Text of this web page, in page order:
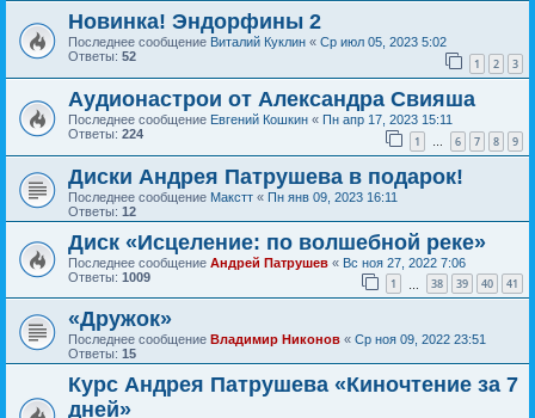
Новинка! Эндорфины 2
Последнее сообщение Виталий Куклин « Ср июл 05, 2023 5:02
Ответы: 52 1 2 3
Аудионастрои от Александра Свияша
Последнее сообщение Евгений Кошкин « Пн апр 17, 2023 15:11
Ответы: 224 1 … 6 7 8 9
Диски Андрея Патрушева в подарок!
Последнее сообщение Макстт « Пн янв 09, 2023 16:11
Ответы: 12
Диск «Исцеление: по волшебной реке»
Последнее сообщение Андрей Патрушев « Вс ноя 27, 2022 7:06
Ответы: 1009 1 38 39 40 41
«Дружок»
Последнее сообщение Владимир Никонов « Ср ноя 09, 2022 23:51
Ответы: 15
Курс Андрея Патрушева «Киночтение за 7
дней»